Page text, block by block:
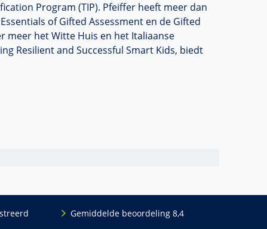
Program (TIP). Pfeiffer heeft meer dan
of Gifted Assessment en de Gifted
meer het Witte Huis en het Italiaanse
Resilient and Successful Smart Kids, biedt
Gemiddelde beoordeling 8,4